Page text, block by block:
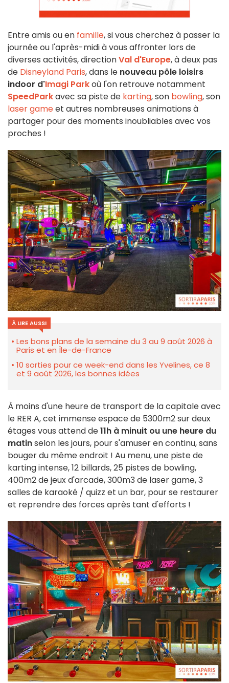
Entre amis ou en famille, si vous cherchez à passer la
journée ou l'après-midi à vous affronter lors de
diverses activités, directionVal d'Europe, à deux pas
de Disneyland Paris, dans le nouveau pôle loisirs
indoor d'Imagi Parkoù l'on retrouve notamment
SpeedParkavec sa piste de karting, son bowling, son
laser gameet autres nombreuses animations à
partager pour des moments inoubliables avec vos
proches !
À LIRE AUSSI
Les bons plans de la semaine du 3 au 9 août 2026 à
Paris et en Île-de-France
10 sorties pour ce week-end dans les Yvelines, ce 8
et 9 août 2026, les bonnes idées
À moins d'une heure de transport de la capitale avec
le RER A, cet immense espace de 5300m2 sur deux
étages vous attend de11h à minuit ou une heure du
matinselon les jours, pour s'amuser en continu, sans
bouger du même endroit ! Au menu, une piste de
karting intense, 12 billards, 25 pistes de bowling,
400m2 de jeux d'arcade, 300m3 de laser game, 3
salles de karaoké / quizz et un bar, pour se restaurer
et reprendre des forces après tant d'efforts !